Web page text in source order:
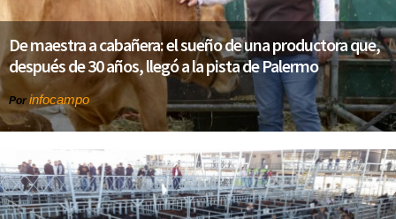
De maestra a cabañera: el sueño de una productora que,
después de 30 años, llegó a la pista de Palermo
Por infocampo